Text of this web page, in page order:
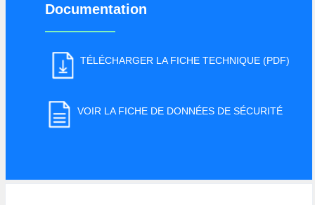
Documentation
TÉLÉCHARGER LA FICHE TECHNIQUE (PDF)
VOIR LA FICHE DE DONNÉES DE SÉCURITÉ